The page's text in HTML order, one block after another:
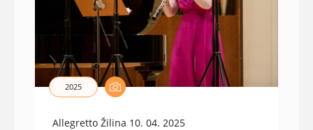
2025
Allegretto Žilina 10. 04. 2025